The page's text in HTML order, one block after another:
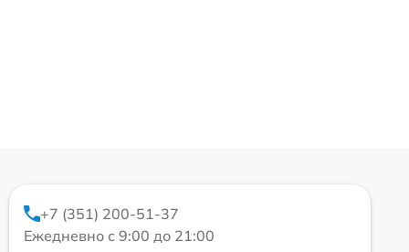
+7 (351) 200-51-37
Ежедневно с 9:00 до 21:00